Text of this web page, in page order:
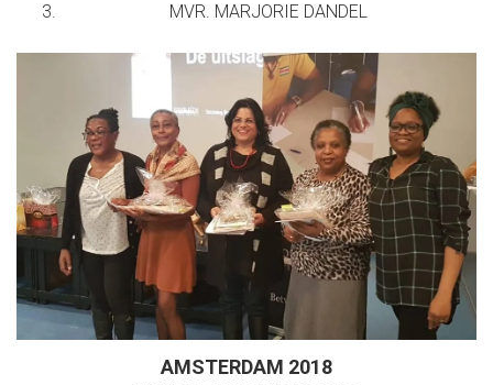
MVR. MARJORIE DANDEL
AMSTERDAM 2018